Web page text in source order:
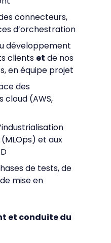
connecteurs,
d’orchestration
développement
clients et de nos
en équipe projet
des
(AWS,
et aux
de tests, de
mise en
et conduite du